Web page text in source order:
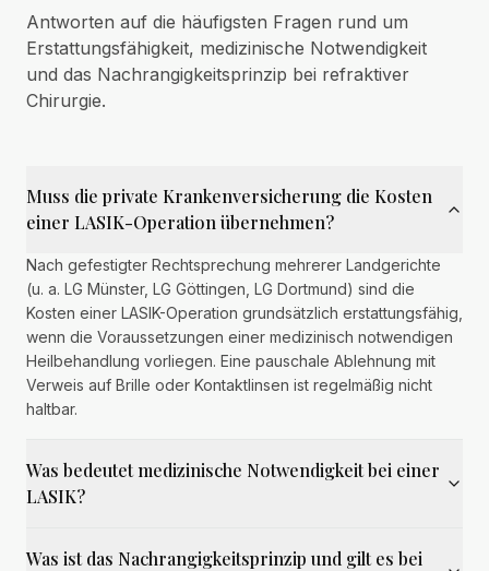
Antworten auf die häufigsten Fragen rund um
Erstattungsfähigkeit, medizinische Notwendigkeit
und das Nachrangigkeitsprinzip bei refraktiver
Chirurgie.
Muss die private Krankenversicherung die Kosten
einer LASIK-Operation übernehmen?
Nach gefestigter Rechtsprechung mehrerer Landgerichte
(u. a. LG Münster, LG Göttingen, LG Dortmund) sind die
Kosten einer LASIK-Operation grundsätzlich erstattungsfähig,
wenn die Voraussetzungen einer medizinisch notwendigen
Heilbehandlung vorliegen. Eine pauschale Ablehnung mit
Verweis auf Brille oder Kontaktlinsen ist regelmäßig nicht
haltbar.
Was bedeutet medizinische Notwendigkeit bei einer
LASIK?
Was ist das Nachrangigkeitsprinzip und gilt es bei